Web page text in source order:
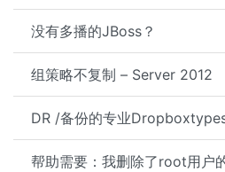
没有多播的JBoss？
组策略不复制 – Server 2012
DR /备份的专业
帮助需要：我删除了root用户